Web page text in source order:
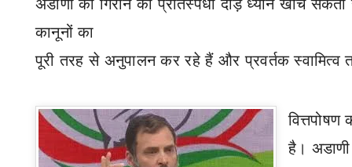
अडाणी को गिराने की प्रतिस्पर्धी दौड़ ध्यान खींच सकती
कानूनों का
पूरी तरह से अनुपालन कर रहे हैं और प्रवर्तक स्वामित्व
वित्तपोषण
है।